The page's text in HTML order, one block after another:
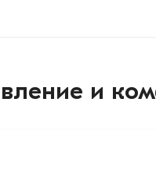
и